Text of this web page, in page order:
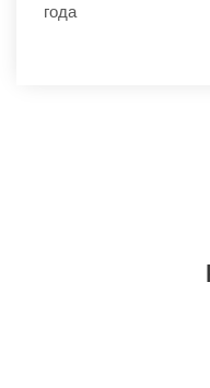
года